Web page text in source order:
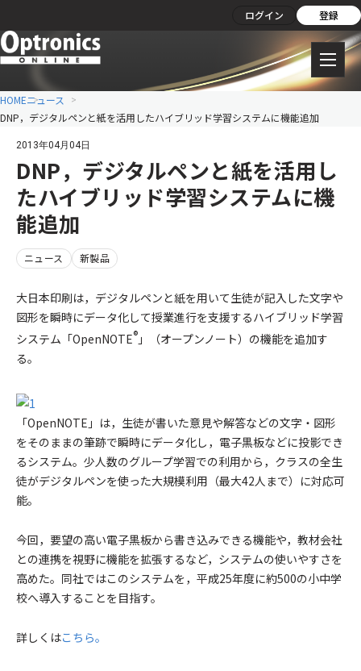
ログイン 登録
HOMEニュース
DNP，デジタルペンと紙を活用したハイブリッド学習システムに機能追加
2013年04月04日
DNP，デジタルペンと紙を活用し
たハイブリッド学習システムに機
能追加
ニュース 新製品
大日本印刷は，デジタルペンと紙を用いて生徒が記入した文字や
図形を瞬時にデータ化して授業進行を支援するハイブリッド学習
システム「OpenNOTE® 」（オープンノート）の機能を追加す
る。
「OpenNOTE」は，生徒が書いた意見や解答などの文字・図形
をそのままの筆跡で瞬時にデータ化し，電子黒板などに投影でき
るシステム。少人数のグループ学習での利用から，クラスの全生
徒がデジタルペンを使った大規模利用（最大42人まで）に対応可
能。
今回，要望の高い電子黒板から書き込みできる機能や，教材会社
との連携を視野に機能を拡張するなど，システムの使いやすさを
高めた。同社ではこのシステムを，平成25年度に約500の小中学
校へ導入することを目指す。
詳しくはこちら。